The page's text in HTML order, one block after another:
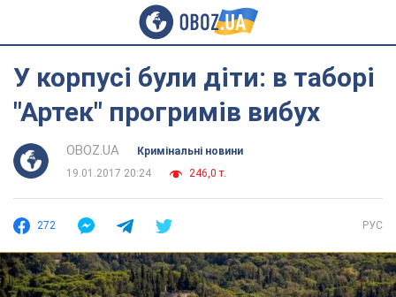
У корпусі були діти: в таборі
"Артек" прогримів вибух
OBOZ.UA
Кримінальні новини
19.01.2017 20:24
246,0 т.
272 РУС